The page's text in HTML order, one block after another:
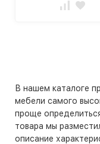
В нашем каталоге
мебели самого
проще
товара мы
описание